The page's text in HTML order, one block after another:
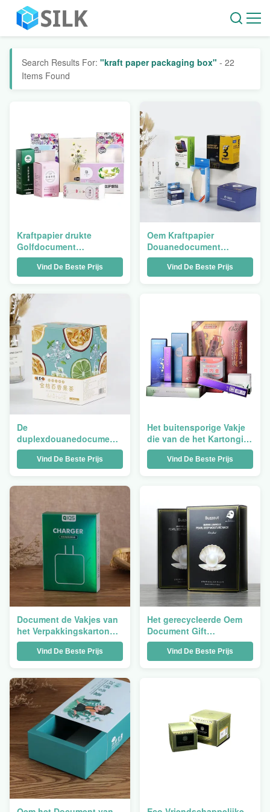
Search Results For: "kraft paper packaging box" - 22
Items Found
Kraftpapier drukte
Golfdocument
Verpakkingsvakje Roze
Kleurenjuwelen
Vind De Beste Prijs
Oem Kraftpapier
Douanedocument
Verpakkend Vakje voor de
Gevormde Gift van het
Vind De Beste Prijs
De
duplexdouanedocument
Verpakkingsvakje
Juwelen Roze
Golfmailer van
Vind De Beste Prijs
Het buitensporige Vakje
die van de het Kartongift
van
Verjaardagskraftpapier
Vind De Beste Prijs
Document de Vakjes van
het Verpakkingskarton
Druk Buiten voor Thee
Mart GiftVind De Beste Prijs
Het gerecycleerde Oem
Document Gift
Verpakkende Vakje
Karton van
Vind De Beste Prijs